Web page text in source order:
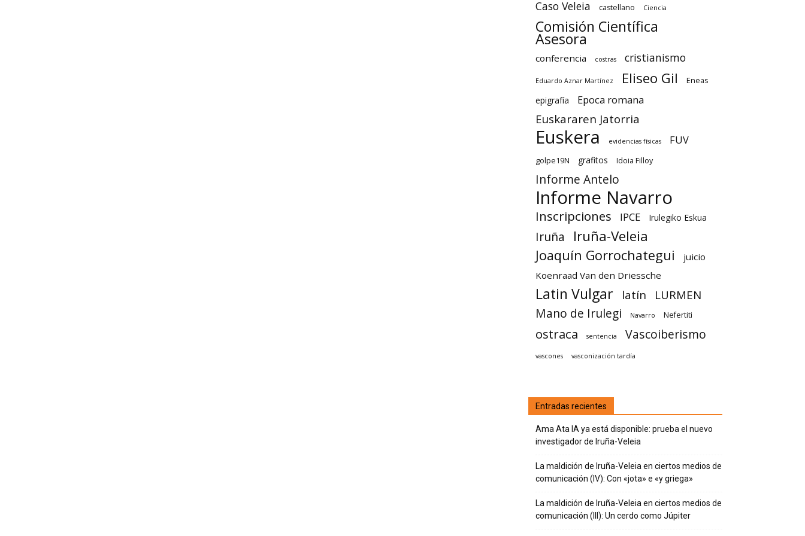
Caso Veleia castellano Ciencia
Comisión Científica
Asesora
conferencia costras cristianismo
Eduardo Aznar Martínez Eliseo Gil Eneas
epigrafía Epoca romana
Euskararen Jatorria
Euskera evidencias físicas FUV
golpe19N grafitos Idoia Filloy
Informe Antelo
Informe Navarro
Inscripciones IPCE Irulegiko Eskua
Iruña Iruña-Veleia
Joaquín Gorrochategui
juicio
Koenraad Van den Driessche
Latin Vulgar latín LURMEN
Mano de Irulegi Navarro Nefertiti
ostraca sentencia Vascoiberismo
vascones vasconización tardía
Entradas recientes
Ama Ata IA ya está disponible: prueba el nuevo
investigador de Iruña-Veleia
La maldición de Iruña-Veleia en ciertos medios de
comunicación (IV): Con «jota» e «y griega»
La maldición de Iruña-Veleia en ciertos medios de
comunicación (III): Un cerdo como Júpiter